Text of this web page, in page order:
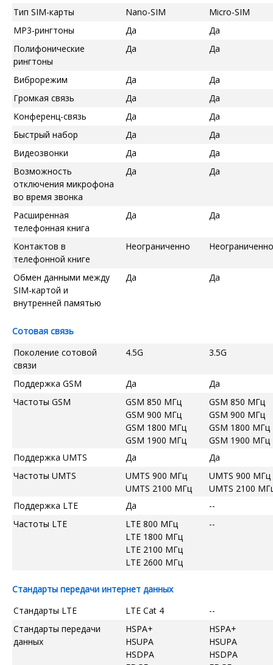
Тип SIM-карты Nano-SIM
Micro-SIM
MP3-рингтоны
Да
Да
Полифонические
рингтоны
Да Да
Виброрежим Да
Да
Громкая связь
Да
Да
Конференц-связь
Да
Да
Быстрый набор
Да
Да
Видеозвонки
Да
Да
Возможность
отключения микрофона
во время звонка
Да Да
Расширенная
телефонная книга
Да Да
Контактов в
телефонной книге
Неограниченно Неограниченно
Обмен данными между
SIM-картой и
внутренней памятью
Да Да
Сотовая связь
Поколение сотовой
связи
4.5G 3.5G
Поддержка GSM Да
Да
Частоты GSM
GSM 850 МГц
GSM 900 МГц
GSM 1800 МГц
GSM 1900 МГц
GSM 850 МГц
GSM 900 МГц
GSM 1800 МГц
GSM 1900 МГц
Поддержка UMTS
Да
Да
Частоты UMTS
UMTS 900 МГц
UMTS 2100 МГц
UMTS 900 МГц
UMTS 2100
Поддержка LTE
Да
--
Частоты LTE
LTE 800 МГц
LTE 1800 МГц
LTE 2100 МГц
LTE 2600 МГц
--
Стандарты передачи интернет данных
Стандарты LTE
LTE Cat 4
--
Стандарты передачи
данных
HSPA+
HSUPA
HSDPA
HSPA+
HSUPA
HSDPA